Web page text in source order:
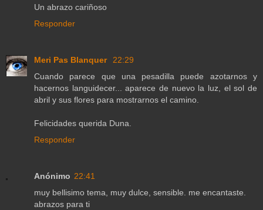
Un abrazo cariñoso
Responder
Meri Pas Blanquer
22:29
Cuando parece que una pesadilla puede azotarnos y
hacernos languidecer... aparece de nuevo la luz, el sol de
abril y sus flores para mostrarnos el camino.
Felicidades querida Duna.
Responder
Anónimo 22:41
muy bellisimo tema, muy dulce, sensible. me encantaste.
abrazos para ti